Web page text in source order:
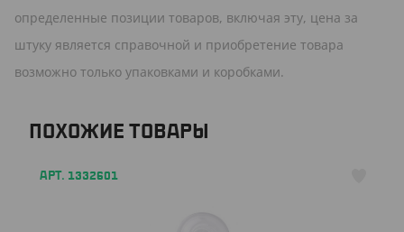
определенные позиции товаров, включая эту, цена за
штуку является справочной и приобретение товара
возможно только упаковками и коробками.
ПОХОЖИЕ ТОВАРЫ
АРТ. 1332601